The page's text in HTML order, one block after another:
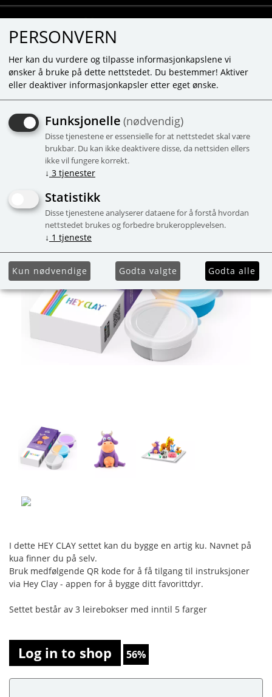
HEY CLAY - COW - 3 CANS
3 bokser, inntil 5 farger
Campaign -56%
I dette HEY CLAY settet kan du bygge en artig ku. Navnet på
kua finner du på selv.
Bruk medfølgende QR kode for å få tilgang til instruksjoner
via Hey Clay - appen for å bygge ditt favorittdyr.
Settet består av 3 leirebokser med inntil 5 farger
Log in to shop 56%
PERSONVERN
Her kan du vurdere og tilpasse informasjonkapslene vi
ønsker å bruke på dette nettstedet. Du bestemmer! Aktiver
eller deaktiver informasjonkapsler etter eget ønske.
Funksjonelle (nødvendig)
Disse tjenestene er essensielle for at nettstedet skal være
brukbar. Du kan ikke deaktivere disse, da nettsiden ellers
ikke vil fungere korrekt.
↓ 3 tjenester
Statistikk
Disse tjenestene analyserer dataene for å forstå hvordan
nettstedet brukes og forbedre brukeropplevelsen.
↓ 1 tjeneste
Kun nødvendige Godta valgte Godta alle